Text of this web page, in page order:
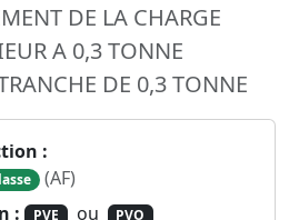
DE LA CHARGE
A 0,3 TONNE
DE 0,3 TONNE
:
(AF)
:
PVE ou PVO